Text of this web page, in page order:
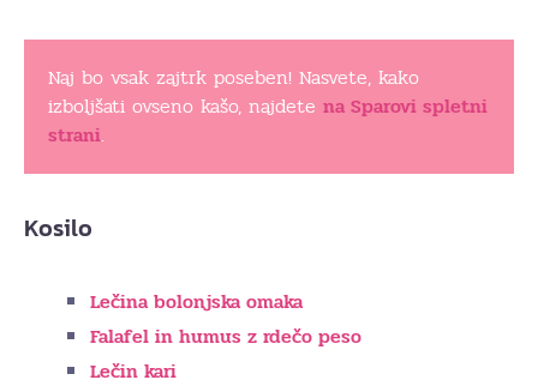
Naj bo vsak zajtrk poseben! Nasvete, kako
izboljšati ovseno kašo, najdete na Sparovi spletni
strani.
Kosilo
Lečina bolonjska omaka
Falafel in humus z rdečo peso
Lečin kari